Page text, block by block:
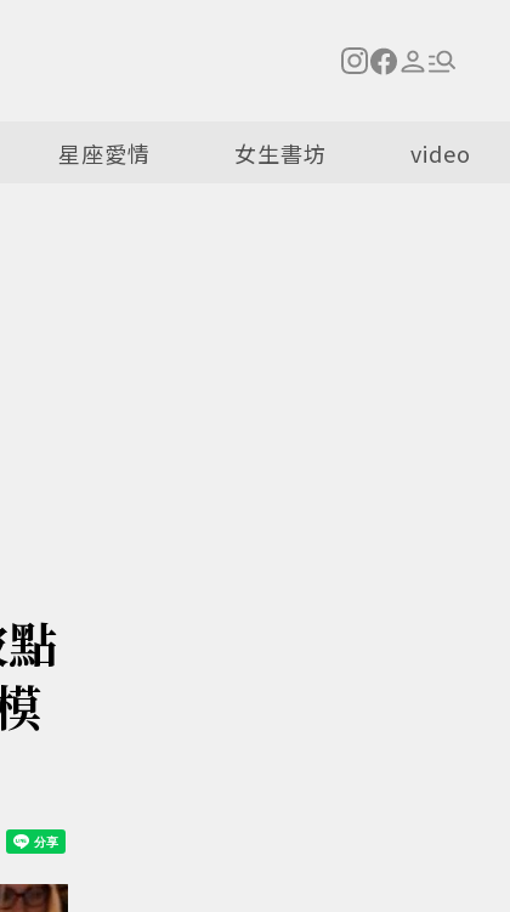
星座愛情 女生書坊 video